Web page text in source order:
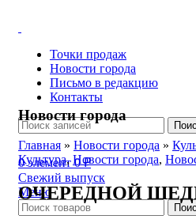
Точки продаж
Новости города
Письмо в редакцию
Контакты
0элемент 0₽
Свежий выпуск
Меню
Новости города
Главная » Новости города »
Культура,Новости города,
ОЧЕРЕДНОЙ